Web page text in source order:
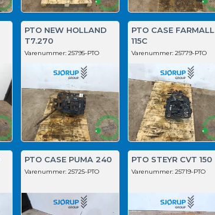
PTO NEW HOLLAND
T7.270
Varenummer: 25795-PTO
PTO CASE FARMALL
115C
Varenummer: 25779-PTO
PTO CASE PUMA 240
Varenummer: 25725-PTO
PTO STEYR CVT 150
Varenummer: 25719-PTO